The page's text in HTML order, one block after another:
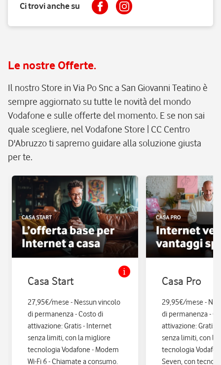
Ci trovi anche su
Le nostre Offerte.
Il nostro Store in Via Po Snc a San Giovanni Teatino è
sempre aggiornato su tutte le novità del mondo
Vodafone e sulle offerte del momento. E se non sai
quale scegliere, nel Vodafone Store | CC Centro
D'Abruzzo ti sapremo guidare alla soluzione giusta
per te.
Casa Start
27,95€/mese - Nessun vincolo
di permanenza - Costo di
attivazione: Gratis - Internet
senza limiti, con la migliore
tecnologia Vodafone - Modem
Wi-Fi 6 - Chiamate a consumo.
Casa Pro
29,95€/mese -
di permanenza -
attivazione: Gratis.
senza limiti, con la
tecnologia
Seven, con